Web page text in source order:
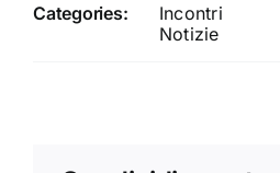
Categories:
Incontri
Notizie